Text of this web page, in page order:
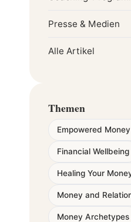
Presse & Medien
Alle Artikel
Themen
Empowered
Financial Wellbeing
Healing Your
Money and
Money Archetypes